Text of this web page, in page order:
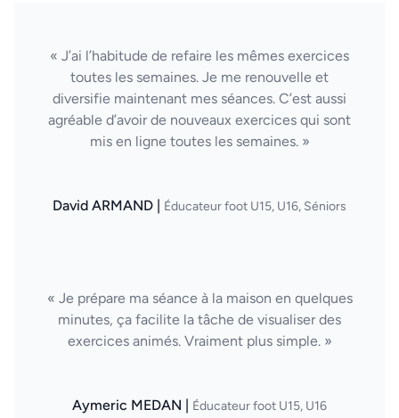
« J’ai l’habitude de refaire les mêmes exercices
toutes les semaines. Je me renouvelle et
diversifie maintenant mes séances. C’est aussi
agréable d’avoir de nouveaux exercices qui sont
mis en ligne toutes les semaines. »
David ARMAND | Éducateur foot U15, U16, Séniors
« Je prépare ma séance à la maison en quelques
minutes, ça facilite la tâche de visualiser des
exercices animés. Vraiment plus simple. »
Aymeric MEDAN | Éducateur foot U15, U16